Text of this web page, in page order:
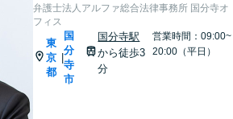
弁護士法人アルファ総合法律事務所 国分寺オ
フィス
東
京
都
|
国
分
寺
市
国分寺駅
から徒歩3
分
営業時間：09:00~
20:00（平日）